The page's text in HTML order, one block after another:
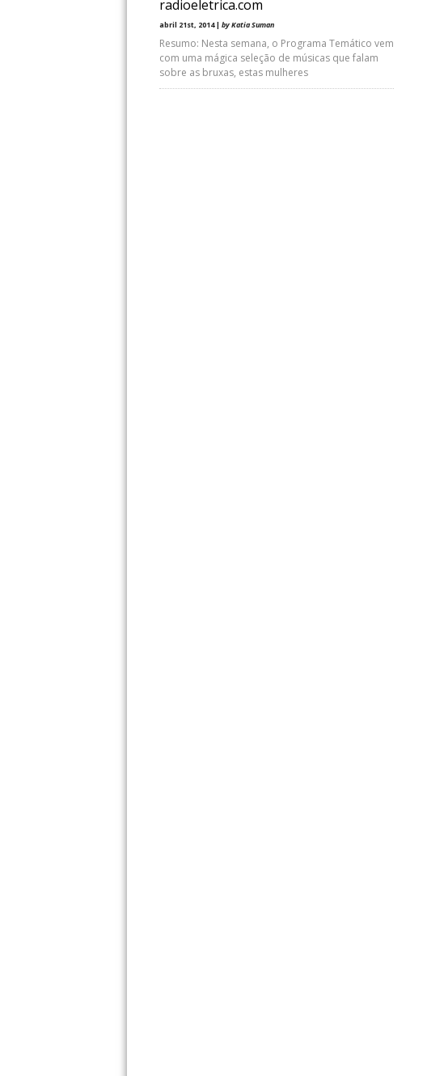
radioeletrica.com
abril 21st, 2014 | by Katia Suman
Resumo: Nesta semana, o Programa Temático vem
com uma mágica seleção de músicas que falam
sobre as bruxas, estas mulheres